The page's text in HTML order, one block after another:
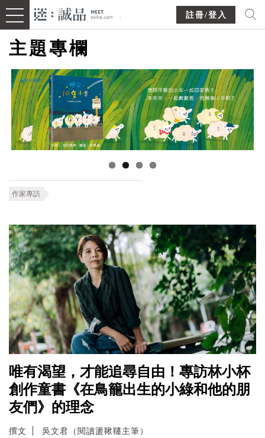
註冊/登入
主題專欄
作家專訪
唯有渴望，才能追尋自由！專訪林小杯
創作童書《在鳥籠出生的小綠和他的朋
友們》的理念
撰文 吳文君（閱讀盪鞦韆主筆）